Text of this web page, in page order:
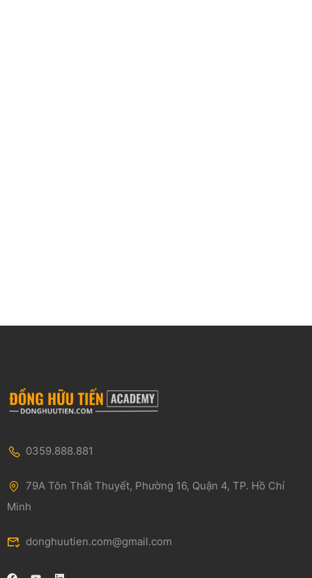
0359.888.881
79A Tôn Thất Thuyết, Phường 16, Quận 4, TP. Hồ Chí
Minh
donghuutien.com@gmail.com